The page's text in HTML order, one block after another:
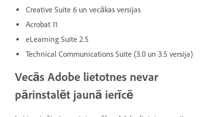
Creative Suite 6 un vecākas versijas
Acrobat 11
eLearning Suite 2.5
Technical Communications Suite (3.0 un 3.5 versija)
Vecās Adobe lietotnes nevar
pārinstalēt jaunā ierīcē